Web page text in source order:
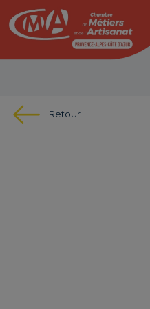
Retour
Panneau de gestion des cookies